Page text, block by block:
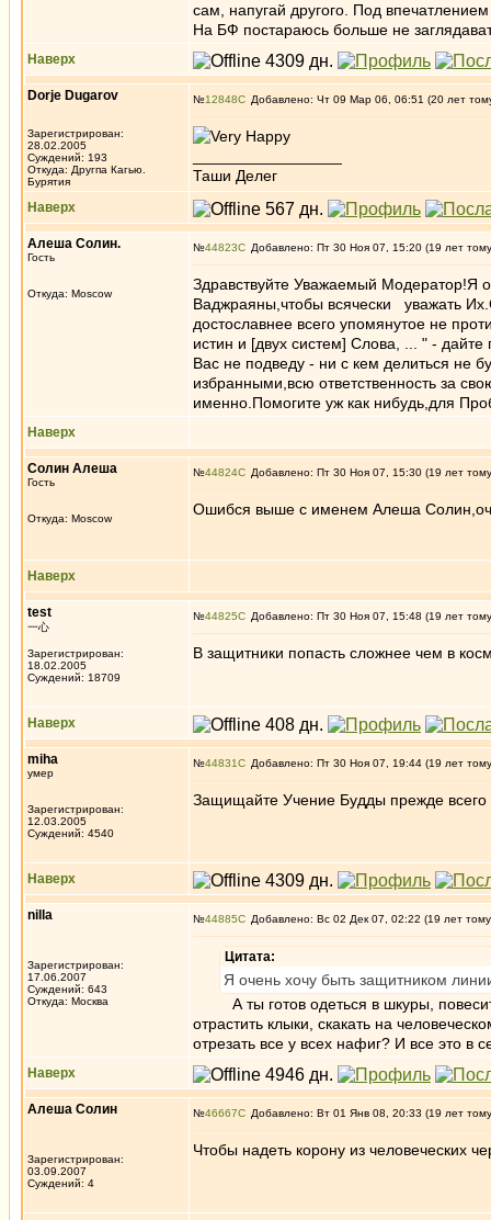
сам, напугай другого. Под
На БФ постараюсь больше не
Наверх
Dorje Dugarov
Зарегистрирован:
28.02.2005
Суждений: 193
Откуда: Другпа Кагью.
Бурятия
№12848 Добавлено: Чт 09 Мар 06, 06:51 (20 лет
Таши Делег
Наверх
Алеша Солин.
Гость
Откуда: Moscow
№44823 Добавлено: Пт 30 Ноя 07, 15:20 (19 лет
Здравствуйте Уважаемый Модератор!Я
Ваджраяны,чтобы всячески уважать
достославнее всего упомянутое не
истин и [двух систем] Слова, ... " -
Вас не подведу - ни с кем делиться не
избранными,всю ответственность за
именно.Помогите уж как нибудь,для
Наверх
Солин Алеша
Гость
Откуда: Moscow
№44824 Добавлено: Пт 30 Ноя 07, 15:30 (19 лет
Ошибся выше с именем Алеша
Наверх
test
一心
Зарегистрирован:
18.02.2005
Суждений: 18709
№44825 Добавлено: Пт 30 Ноя 07, 15:48 (19 лет
В защитники попасть сложнее чем в
Наверх
miha
умер
Зарегистрирован:
12.03.2005
Суждений: 4540
№44831 Добавлено: Пт 30 Ноя 07, 19:44 (19 лет
Защищайте Учение Будды прежде
Наверх
nilla
Зарегистрирован:
17.06.2007
Суждений: 643
Откуда: Москва
№44885 Добавлено: Вс 02 Дек 07, 02:22 (19 лет
Цитата:
Я очень хочу быть защитником
А ты готов одеться в шкуры,
отрастить клыки, скакать на
отрезать все у всех нафиг? И все это в
Наверх
Алеша Солин
Зарегистрирован:
03.09.2007
Суждений: 4
№46667 Добавлено: Вт 01 Янв 08, 20:33 (19 лет
Чтобы надеть корону из человеческих